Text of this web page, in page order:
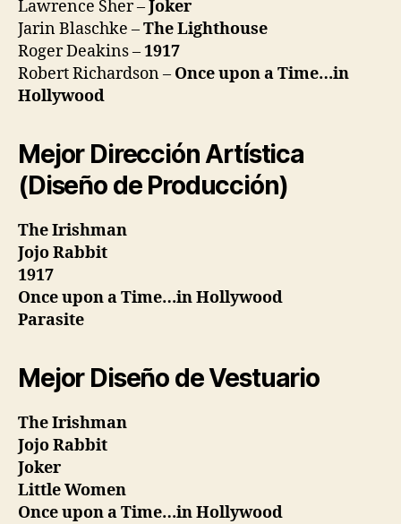
Lawrence Sher –Joker
Jarin Blaschke –The Lighthouse
Roger Deakins –1917
Robert Richardson – Once upon a Time…in
Hollywood
Mejor Dirección Artística
(Diseño de Producción)
The Irishman
Jojo Rabbit
1917
Once upon a Time…in Hollywood
Parasite
Mejor Diseño de Vestuario
The Irishman
Jojo Rabbit
Joker
Little Women
Once upon a Time…in Hollywood